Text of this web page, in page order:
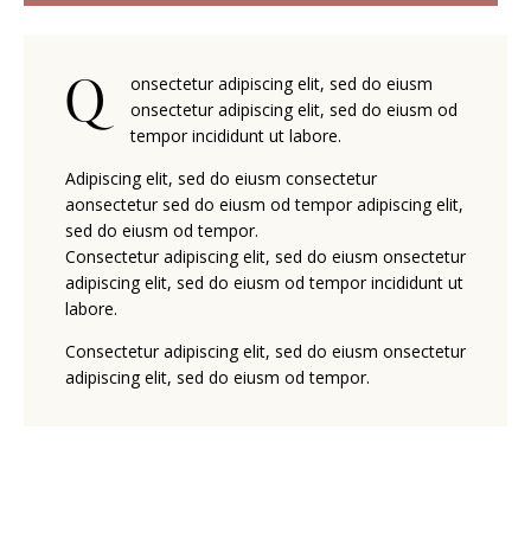
Q
onsectetur adipiscing elit, sed do eiusm
onsectetur adipiscing elit, sed do eiusm od
tempor incididunt ut labore.
Adipiscing elit, sed do eiusm consectetur
aonsectetur sed do eiusm od tempor adipiscing elit,
sed do eiusm od tempor.
Consectetur adipiscing elit, sed do eiusm onsectetur
adipiscing elit, sed do eiusm od tempor incididunt ut
labore.
Consectetur adipiscing elit, sed do eiusm onsectetur
adipiscing elit, sed do eiusm od tempor.